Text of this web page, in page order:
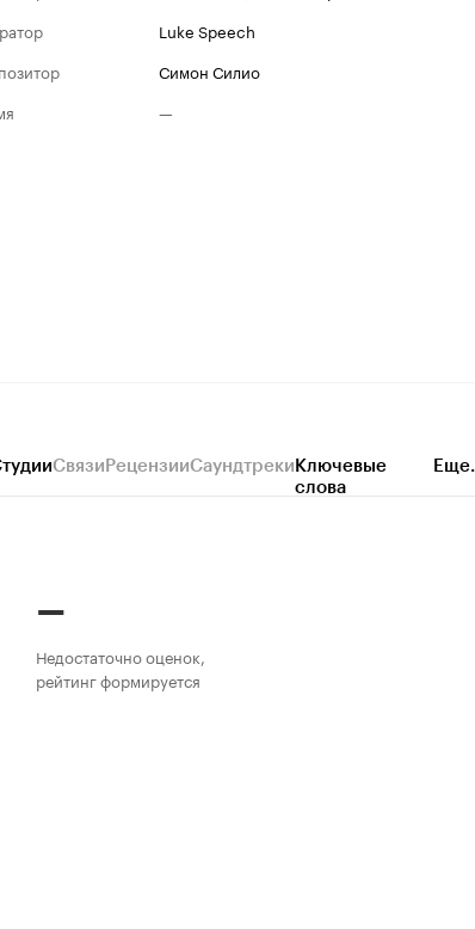
Luke Speech
Симон Силио
—
СвязиРецензииСаундтрекиКлючевые
слова
–
Недостаточно оценок,
рейтинг формируется